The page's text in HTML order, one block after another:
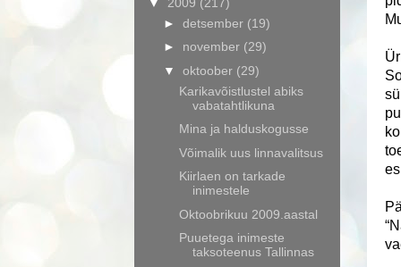
► detsember (19)
► november (29)
▼ oktoober (29)
Karikavõistlustel abiks
vabatahtlikuna
Mina ja halduskogusse
Võimalik uus linnavalitsus
Kiirlaen on tarkade
inimestele
Oktoobrikuu 2009.aastal
Puuetega inimeste
taksoteenus Tallinnas